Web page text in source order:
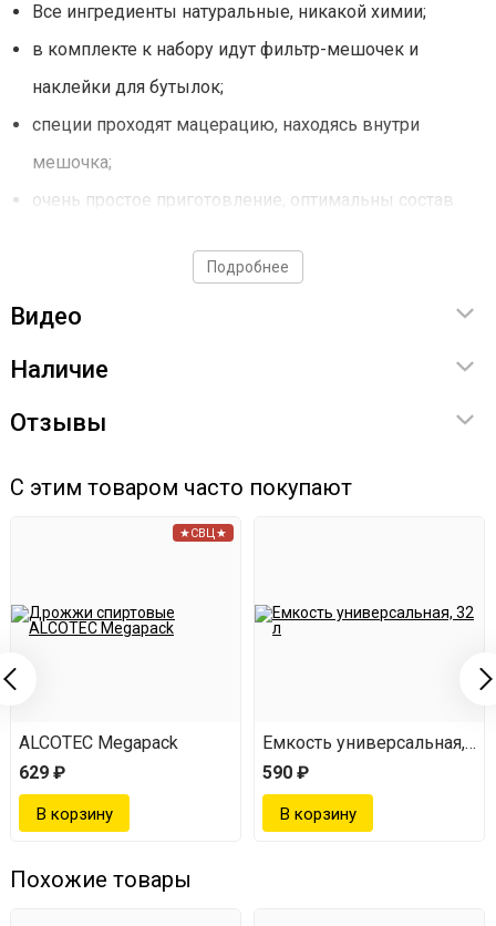
Все ингредиенты натуральные, никакой химии;
в комплекте к набору идут фильтр-мешочек и
наклейки для бутылок;
специи проходят мацерацию, находясь внутри
мешочка;
очень простое приготовление, оптимальны состав
мешок выполнен из материалов, никак не
контактирующих с окружающей средой. Пригоден
Как готовить напиток?
самогона или водки.
отжимаем его.
Для смягчения добавляем 20 г декстрозы,
перемешиваем.
отдохнуть 3-5 дней.
Подробнее
Видео
Наличие
Отзывы
С этим товаром часто покупают
★СВЦ★
ALCOTEC Megapack
629 ₽
Емкость универсальная, 32
590 ₽
Похожие товары